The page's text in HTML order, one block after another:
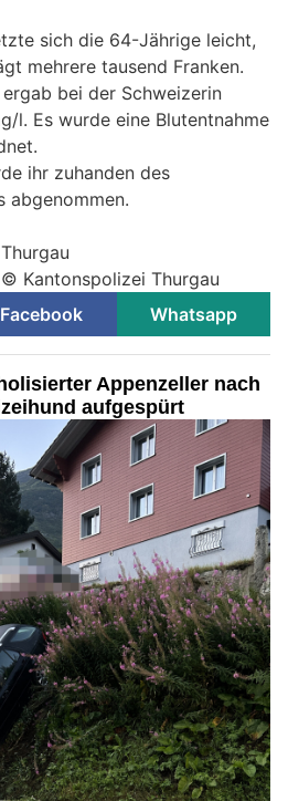
sich die 64-Jährige leicht,
mehrere tausend Franken.
bei der Schweizerin
l. Es wurde eine Blutentnahme
ihr zuhanden des
abgenommen.
Kantonspolizei Thurgau
Facebook Whatsapp
Appenzeller nach
aufgespürt